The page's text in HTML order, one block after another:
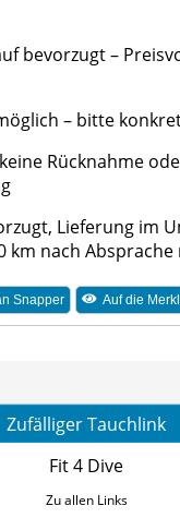
bevorzugt –
– bitte
Rücknahme
Lieferung im
km nach Absprache
Snapper Auf die
Zufälliger Tauchlink
Fit 4 Dive
Zu allen Links